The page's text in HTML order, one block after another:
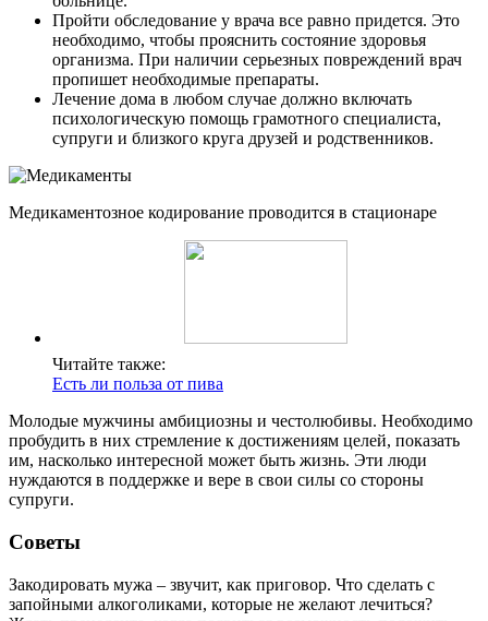
Пройти обследование у врача все равно придется. Это
необходимо, чтобы прояснить состояние здоровья
организма. При наличии серьезных повреждений врач
пропишет необходимые препараты.
Лечение дома в любом случае должно включать
психологическую помощь грамотного специалиста,
супруги и близкого круга друзей и родственников.
Медикаментозное кодирование проводится в стационаре
Читайте также:
Есть ли польза от пива
Молодые мужчины амбициозны и честолюбивы. Необходимо
пробудить в них стремление к достижениям целей, показать
им, насколько интересной может быть жизнь. Эти люди
нуждаются в поддержке и вере в свои силы со стороны
супруги.
Советы
Закодировать мужа – звучит, как приговор. Что сделать с
запойными алкоголиками, которые не желают лечиться?